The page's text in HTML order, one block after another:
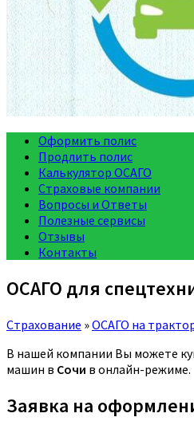
Оформить полис
Продлить полис
Калькулятор ОСАГО
Страховые компании
Вопросы и Ответы
Полезные сервисы
Отзывы
Контакты
ОСАГО для
Страхование »ОСАГО на
В нашей компании Вы можете
машин в Сочи в онлайн-режиме.
Заявка на